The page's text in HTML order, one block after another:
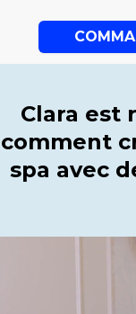
Clara est
comment
spa avec